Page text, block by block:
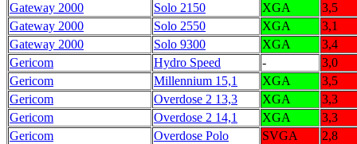
Gateway 2000
Solo 2150 XGA
3,5
Gateway 2000
Solo 2550 XGA
3,1
Gateway 2000
Solo 9300 XGA
3,4
Gericom
Hydro Speed -
3,0
Gericom
Millennium 15,1 XGA
3,5
Gericom
Overdose 2 13,3 XGA
3,3
Gericom
Overdose 2 14,1 XGA
3,3
Gericom
Overdose Polo SVGA 2,8